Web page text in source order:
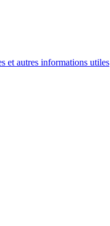
et autres informations utiles